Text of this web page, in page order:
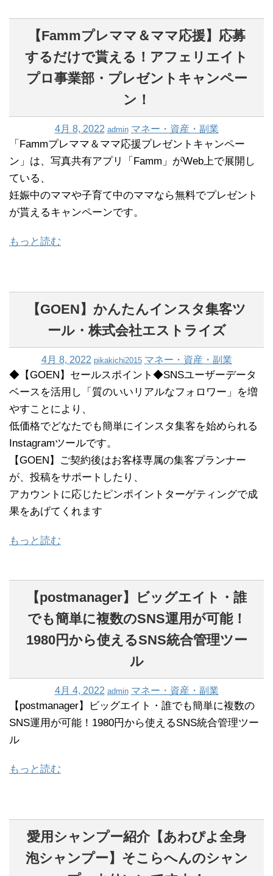
【Fammプレママ＆ママ応援】応募
するだけで貰える！アフェリエイト
プロ事業部・プレゼントキャンペー
ン！
4月 8, 2022 admin マネー・資産・副業
「Fammプレママ＆ママ応援プレゼントキャンペー
ン」は、写真共有アプリ「Famm」がWeb上で展開し
ている、
妊娠中のママや子育て中のママなら無料でプレゼント
が貰えるキャンペーンです。
もっと読む
【GOEN】かんたんインスタ集客ツ
ール・株式会社エストライズ
4月 8, 2022 pikakichi2015 マネー・資産・副業
◆【GOEN】セールスポイント◆SNSユーザーデータ
ベースを活用し「質のいいリアルなフォロワー」を増
やすことにより、
低価格でどなたでも簡単にインスタ集客を始められる
Instagramツールです。
【GOEN】ご契約後はお客様専属の集客プランナー
が、投稿をサポートしたり、
アカウントに応じたピンポイントターゲティングで成
果をあげてくれます
もっと読む
【postmanager】ビッグエイト・誰
でも簡単に複数のSNS運用が可能！
1980円から使えるSNS統合管理ツー
ル
4月 4, 2022 admin マネー・資産・副業
【postmanager】ビッグエイト・誰でも簡単に複数の
SNS運用が可能！1980円から使えるSNS統合管理ツー
ル
もっと読む
愛用シャンプー紹介【あわぴよ全身
泡シャンプー】そこらへんのシャン